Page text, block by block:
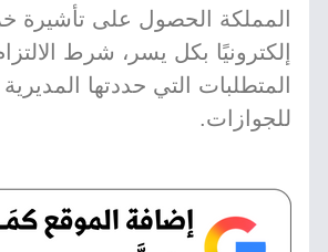
المملكة الحصول على تأشيرة
إلكترونيًا بكل يسر، شرط
المتطلبات التي حددتها المديرية
للجوازات.